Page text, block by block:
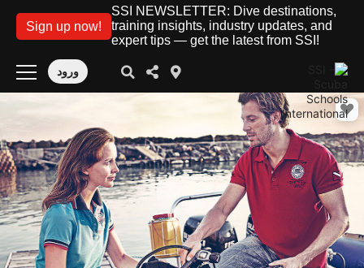
SSI NEWSLETTER: Dive destinations,
training insights, industry updates, and
expert tips — get the latest from SSI!
Sign up now!
ورود